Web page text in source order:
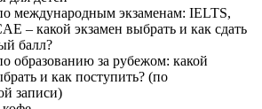
международным экзаменам: IELTS,
– какой экзамен выбрать и как сдать
балл?
образованию за рубежом: какой
и как поступить? (по
записи)